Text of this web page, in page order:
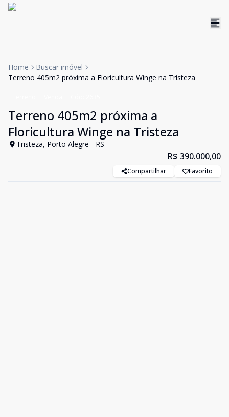
Home
Buscar imóvel
Terreno 405m2 próxima a Floricultura Winge na Tristeza
Terreno 405m2 próxima a
Floricultura Winge na Tristeza
Tristeza, Porto Alegre - RS
R$ 390.000,00
Compartilhar Favorito